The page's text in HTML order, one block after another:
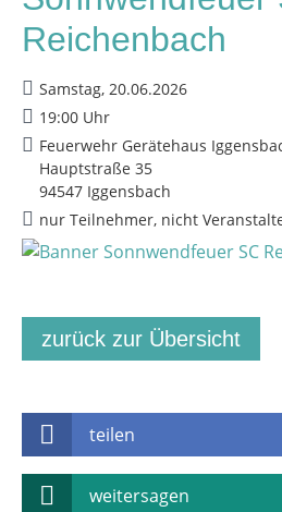
Reichenbach
Samstag, 20.06.2026
19:00 Uhr
Feuerwehr Gerätehaus
Hauptstraße 35
94547 Iggensbach
nur Teilnehmer, nicht
zurück zur Übersicht
teilen
weitersagen